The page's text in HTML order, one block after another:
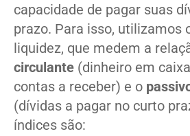
capacidade de pagar suas
prazo. Para isso, utilizamos
liquidez, que medem a
circulante (dinheiro em
contas a receber) e o
(dívidas a pagar no curto
índices são: